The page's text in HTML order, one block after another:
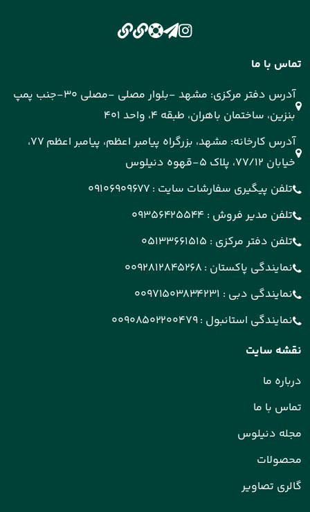
تماس با ما
آدرس دفتر مرکزی: مشهد -بلوار مصلی -مصلی 30-جنب پمپ
بنزین، ساختمان باهران، طبقه 4، واحد 401
آدرس کارخانه: مشهد، بزرگراه پیامبر اعظم، پیامبر اعظم 77،
خیابان 77/12، پلاک 5-قهوه دنیلوس
تلفن پیگیری سفارشات سایت : 09106909677
تلفن مدیر فروش : 09356425544
تلفن دفتر مرکزی : 05133661515
نمایندگی پاکستان : 0092812845268
نمایندگی دبی : 00971503834231
نمایندگی استانبول :00908502200479
نقشه سایت
درباره ما
تماس با ما
مجله دنیلوس
محصولات
گالری تصاویر